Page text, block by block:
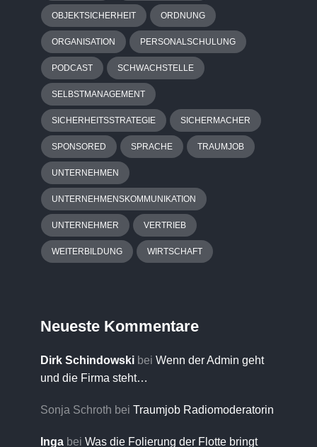
OBJEKTSICHERHEIT ORDNUNG
ORGANISATION PERSONALSCHULUNG
PODCAST SCHWACHSTELLE
SELBSTMANAGEMENT
SICHERHEITSSTRATEGIE SICHERMACHER
SPONSORED SPRACHE TRAUMJOB
UNTERNEHMEN
UNTERNEHMENSKOMMUNIKATION
UNTERNEHMER VERTRIEB
WEITERBILDUNG WIRTSCHAFT
Neueste Kommentare
Dirk Schindowski bei Wenn der Admin geht
und die Firma steht…
Sonja Schroth bei Traumjob Radiomoderatorin
Inga bei Was die Folierung der Flotte bringt